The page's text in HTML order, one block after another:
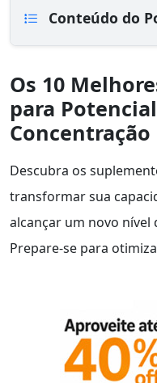
Conteúdo do
Os 10
para
Concentração
Descubra os
transformar sua
alcançar um novo nível
Prepare-se para